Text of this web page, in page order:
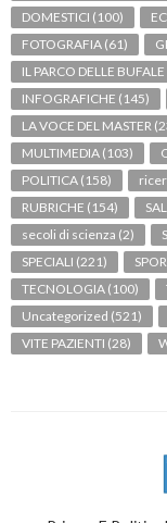
DOMESTICI (100)
FOTOGRAFIA (61)
IL PARCO DELLE BUFALE
INFOGRAFICHE (145)
LA VOCE DEL MASTER
MULTIMEDIA (103)
POLITICA (158)
RUBRICHE (154)
secoli di scienza (2)
SPECIALI (221)
TECNOLOGIA (100)
Uncategorized (521)
VITE PAZIENTI (28)